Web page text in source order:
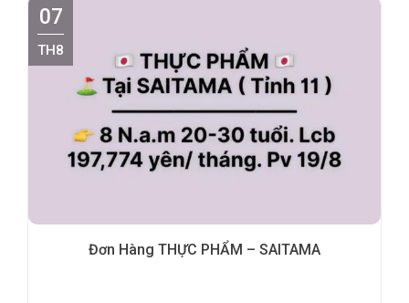
07
TH8
Đơn Hàng THỰC PHẨM – SAITAMA